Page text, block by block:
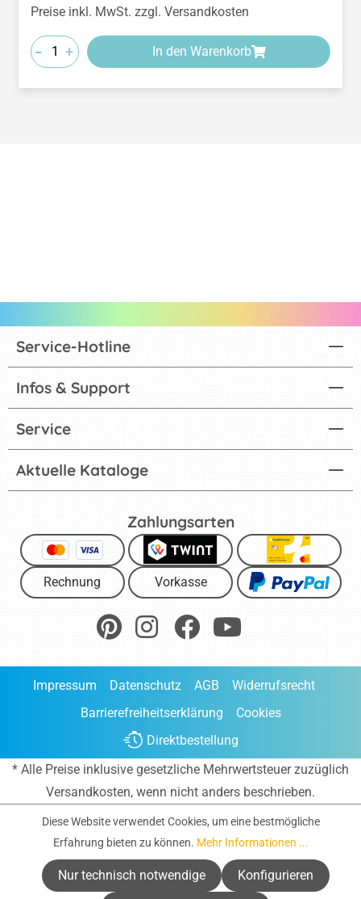
Preise inkl. MwSt. zzgl. Versandkosten
- + In den Warenkorb
Aktuelle Kataloge
Service-Hotline
Infos & Support
Service
Zahlungsarten
Rechnung Vorkasse
Impressum Datenschutz AGB
Widerrufsrecht
Barrierefreiheitserklärung
Cookies
Direktbestellung
* Alle Preise inklusive gesetzliche Mehrwertsteuer zuzüglich
Versandkosten, wenn nicht anders beschrieben.
Diese Website verwendet Cookies, um eine bestmögliche
Erfahrung bieten zu können. Mehr Informationen ...
Nur technisch notwendige Konfigurieren